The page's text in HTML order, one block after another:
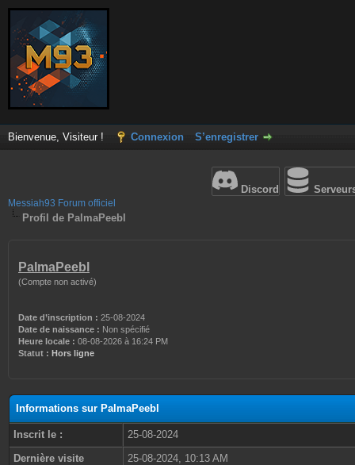
Bienvenue, Visiteur ! Connexion S’enregistrer
Discord
Messiah93 Forum officiel
Profil de PalmaPeebl
PalmaPeebl
(Compte non activé)
Date d’inscription : 25-08-2024
Date de naissance : Non spécifié
Heure locale : 08-08-2026 à 16:24 PM
Statut : Hors ligne
Informations sur PalmaPeebl
Inscrit le :
25-08-2024
Dernière visite
25-08-2024, 10:13 AM